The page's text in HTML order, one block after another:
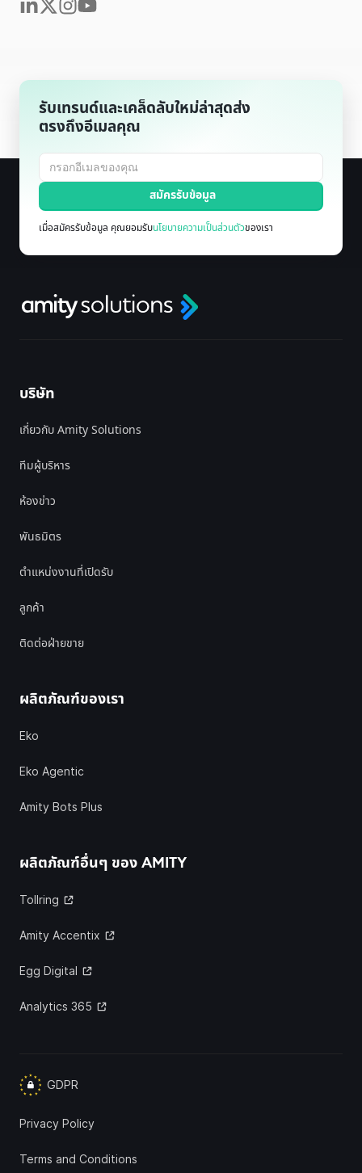
รับเทรนด์และเคล็ดลับใหม่ล่าสุดส่ง
ตรงถึงอีเมลคุณ
เมื่อสมัครรับข้อมูล คุณยอมรับนโยบายความเป็นส่วนตัวของเรา
บริษัท
เกี่ยวกับ Amity Solutions
ทีมผู้บริหาร
ห้องข่าว
พันธมิตร
ตำแหน่งงานที่เปิดรับ
ลูกค้า
ติดต่อฝ่ายขาย
ผลิตภัณฑ์ของเรา
Eko
Eko Agentic
Amity Bots Plus
ผลิตภัณฑ์อื่นๆ ของ AMITY
Tollring
Amity Accentix
Egg Digital
Analytics 365
GDPR
Privacy Policy
Terms and Conditions